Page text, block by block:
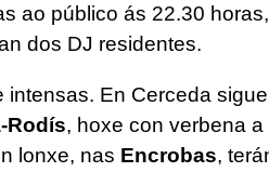
ao público ás 22.30
dos DJ residentes.
intensas. En Cerceda
Rodís, hoxe con verbena
lonxe, nas Encrobas,